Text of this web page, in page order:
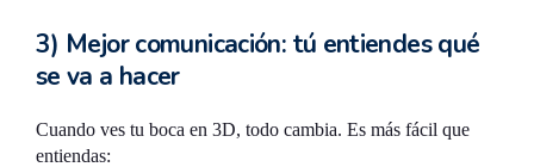
3) Mejor comunicación: tú entiendes qué
se va a hacer
Cuando ves tu boca en 3D, todo cambia. Es más fácil que
entiendas: